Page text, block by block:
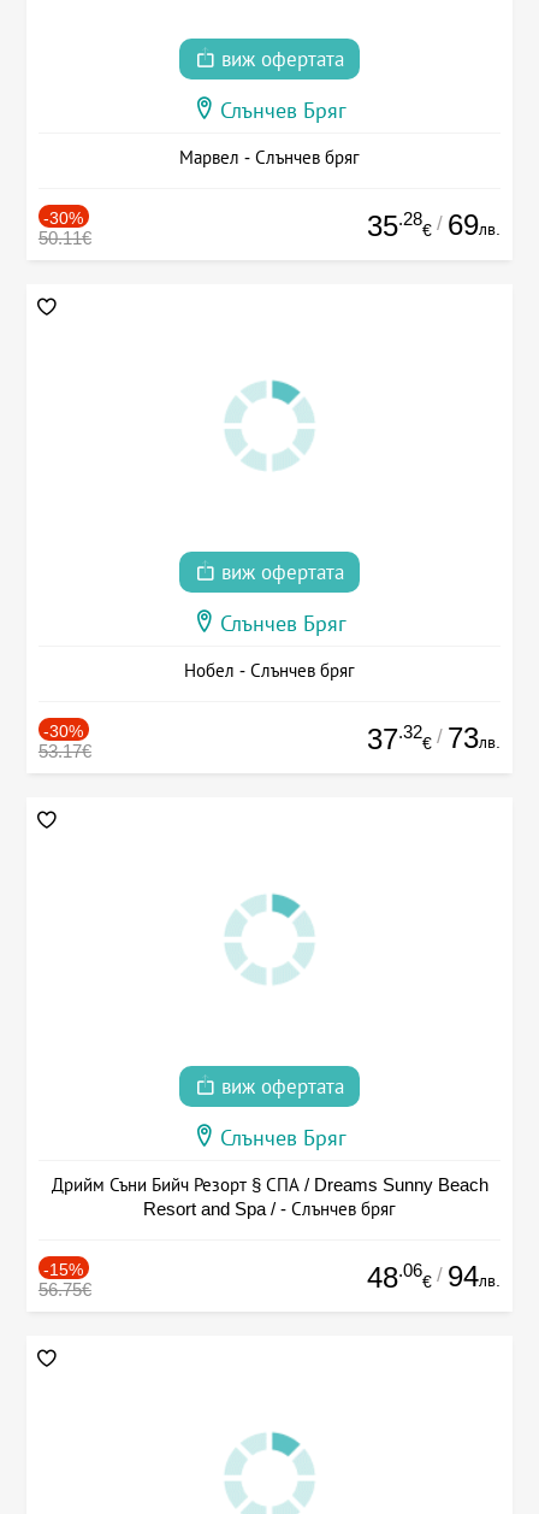
виж офертата
Слънчев Бряг
Марвел - Слънчев бряг
-30%
50.11€ 35.28
€ / 69лв.
виж офертата
Слънчев Бряг
Нобел - Слънчев бряг
-30%
53.17€ 37.32
€ / 73лв.
виж офертата
Слънчев Бряг
Дрийм Съни Бийч Резорт § СПА / Dreams Sunny Beach
Resort and Spa / - Слънчев бряг
-15%
56.75€ 48.06
€ / 94лв.